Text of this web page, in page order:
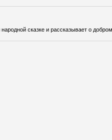
сказке и рассказывает о